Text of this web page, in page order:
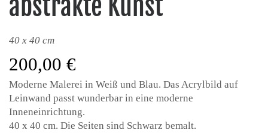
abstrakte Kunst
40 x 40 cm
200,00 €
Moderne Malerei in Weiß und Blau. Das Acrylbild auf
Leinwand passt wunderbar in eine moderne
Inneneinrichtung.
40 x 40 cm. Die Seiten sind Schwarz bemalt.